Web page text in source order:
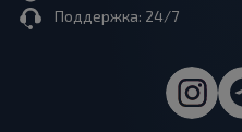
Поддержка: 24/7